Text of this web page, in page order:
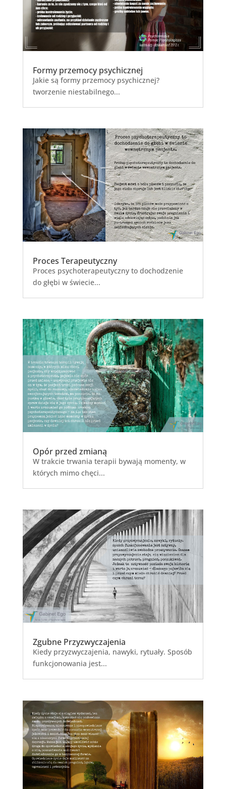
Formy przemocy psychicznej
Jakie są formy przemocy psychicznej?
tworzenie niestabilnego...
Proces Terapeutyczny
Proces psychoterapeutyczny to dochodzenie
do głębi w świecie...
Opór przed zmianą
W trakcie trwania terapii bywają momenty, w
których mimo chęci...
Zgubne Przyzwyczajenia
Kiedy przyzwyczajenia, nawyki, rytuały. Sposób
funkcjonowania jest...